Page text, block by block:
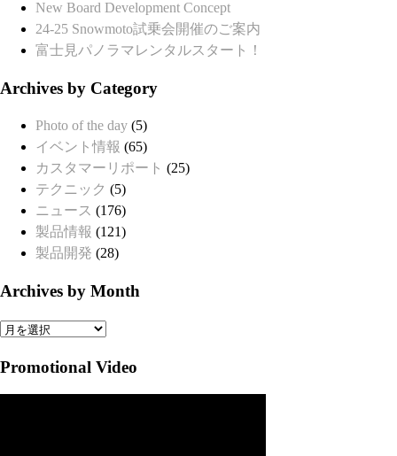
New Board Development Concept
24-25 Snowmoto試乗会開催のご案内
富士見パノラマレンタルスタート！
Archives by Category
Photo of the day (5)
イベント情報 (65)
カスタマーリポート (25)
テクニック (5)
ニュース (176)
製品情報 (121)
製品開発 (28)
Archives by Month
Archives
Month
Promotional Video